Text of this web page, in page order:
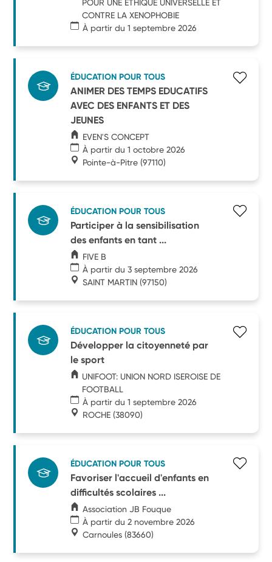
POUR UNE ETHIQUE UNIVERSELLE ET
CONTRE LA XENOPHOBIE
À partir du 1 septembre 2026
ÉDUCATION POUR TOUS
ANIMER DES TEMPS EDUCATIFS
AVEC DES ENFANTS ET DES
JEUNES
EVEN'S CONCEPT
À partir du 1 octobre 2026
Pointe-à-Pitre (97110)
ÉDUCATION POUR TOUS
Participer à la sensibilisation
des enfants en tant ...
FIVE B
À partir du 3 septembre 2026
SAINT MARTIN (97150)
ÉDUCATION POUR TOUS
Développer la citoyenneté par
le sport
UNIFOOT: UNION NORD ISEROISE DE
FOOTBALL
À partir du 1 septembre 2026
ROCHE (38090)
ÉDUCATION POUR TOUS
Favoriser l'accueil d'enfants en
difficultés scolaires ...
Association JB Fouque
À partir du 2 novembre 2026
Carnoules (83660)